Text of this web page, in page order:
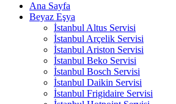
Ana Sayfa
Beyaz Eşya
İstanbul Altus Servisi
İstanbul Arçelik Servisi
İstanbul Ariston Servisi
İstanbul Beko Servisi
İstanbul Bosch Servisi
İstanbul Daikin Servisi
İstanbul Frigidaire Servisi